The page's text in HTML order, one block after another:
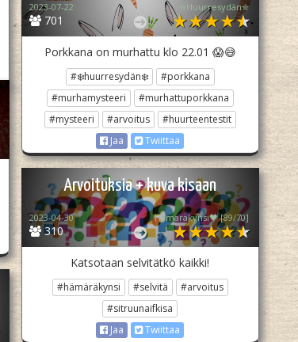
701
2023-07-22 ✮Huurresydän✮
Porkkana on murhattu klo 22.01 😱😅
#❄️huurresydän❄️
#porkkana
#murhamysteeri
#murhattuporkkana
#mysteeri
#arvoitus
#huurteentestit
Jaa
Twiittaa
Arvoituksia + kuva kisaan
310
2023-04-30 Hämäräkynsi🖤 [89/70]
Katsotaan selvitätkö kaikki!
#hämäräkynsi #selvitä
#arvoitus
#sitruunaifkisa
Jaa
Twiittaa